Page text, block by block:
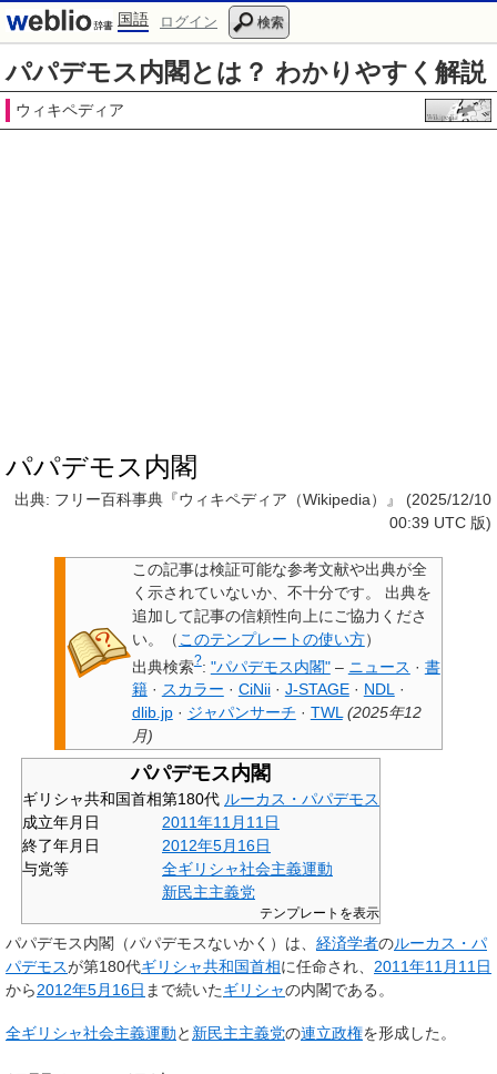
国語 ログイン 検索
パパデモス内閣とは？ わかりやすく解説
ウィキペディア
パパデモス内閣
出典: フリー百科事典『ウィキペディア（Wikipedia）』 (2025/12/10
00:39 UTC 版)
この記事は検証可能な参考文献や出典が全
く示されていないか、不十分です。
出典を
追加して記事の信頼性向上にご協力くださ
い。
（ このテンプレートの使い方）
出典検索?: "パパデモス内閣"– ニュース · 書
籍 · スカラー · CiNii · J-STAGE · NDL ·
dlib.jp · ジャパンサーチ · TWL (2025年12
月)
パパデモス内閣
ギリシャ共和国首相第180代 ルーカス・パパデモス
成立年月日
2011年11月11日
終了年月日
2012年5月16日
与党等
全ギリシャ社会主義運動
新民主主義党
テンプレートを表示
パパデモス内閣 （パパデモスないかく）は、 経済学者のルーカス・パ
パデモスが第180代ギリシャ共和国首相に任命され、 2011年11月11日
から2012年5月16日 まで続いたギリシャの内閣である。
全ギリシャ社会主義運動と 新民主主義党の連立政権を形成した。